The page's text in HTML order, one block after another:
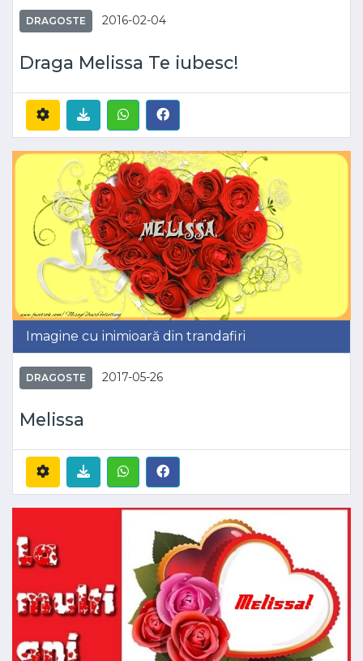
DRAGOSTE 2016-02-04
Draga Melissa Te iubesc!
Imagine cu inimioară din trandafiri
DRAGOSTE 2017-05-26
Melissa